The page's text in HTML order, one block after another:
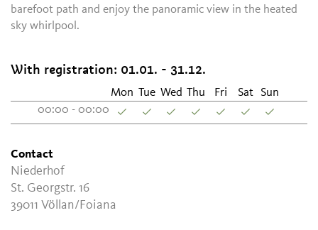
barefoot path and enjoy the panoramic view in the heated
sky whirlpool.
With registration: 01.01. - 31.12.
Mon Tue Wed Thu Fri Sat
Sun
00:00 - 00:00
Contact
Niederhof
St. Georgstr. 16
39011 Völlan/Foiana